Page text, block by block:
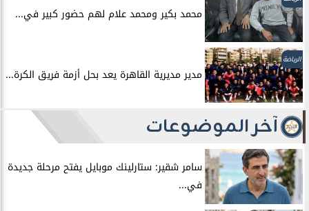
محمد بكير ومحمد علام لهم حضور كبير في...
الرياضة
مدير مديرية القاهرة يعد بحل أزمة فريق الكرة...
آخر الموضوعات
سامر شقير: ستارلينك موبايل يفتح مرحلة جديدة
في...